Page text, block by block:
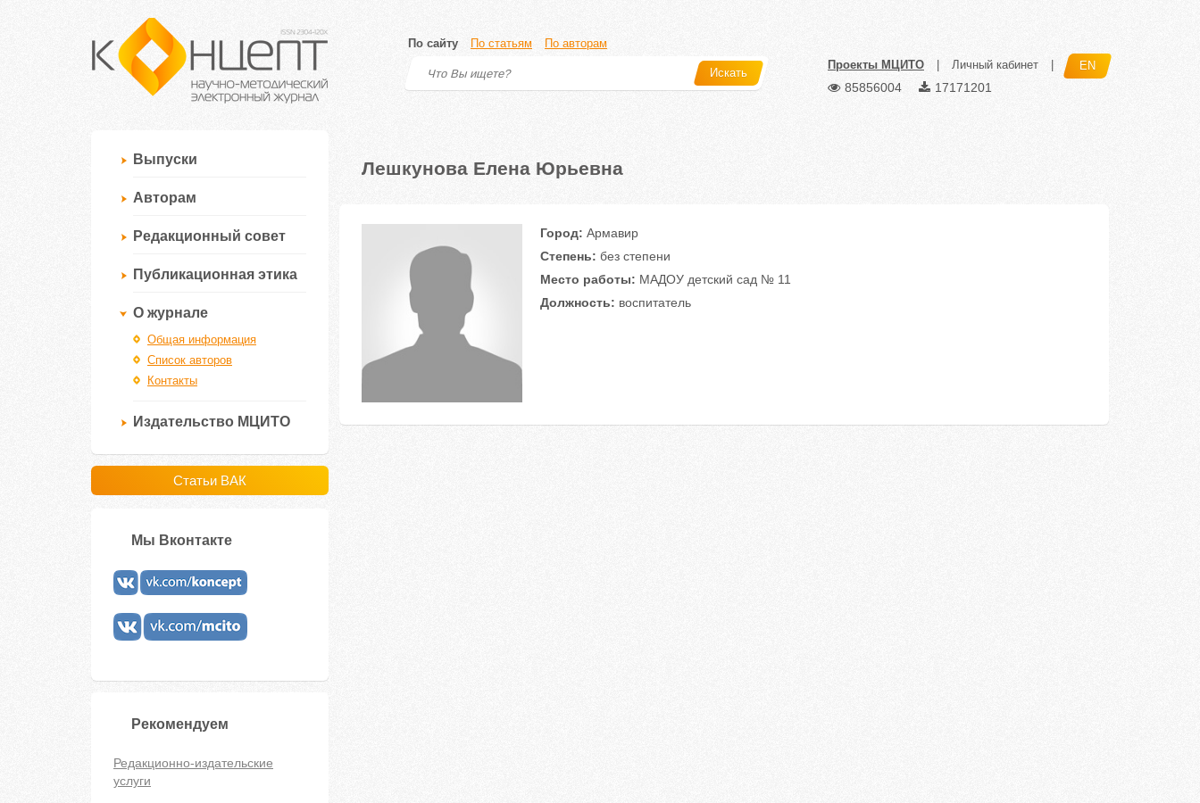
По сайту По статьям По авторам
Искать
Проекты МЦИТО Личный кабинет EN
85856004 17171201
Выпуски
Авторам
Редакционный совет
Публикационная этика
О журнале
Общая информация
Список авторов
Контакты
Издательство МЦИТО
Статьи ВАК
Мы Вконтакте
Рекомендуем
Редакционно-издательские
услуги
Лешкунова Елена Юрьевна
Город: Армавир
Степень: без степени
Место работы: МАДОУ детский сад № 11
Должность: воспитатель